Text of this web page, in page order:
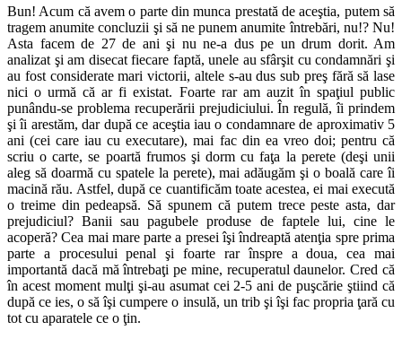
Bun! Acum că avem o parte din munca prestată de aceştia, putem să
tragem anumite concluzii şi să ne punem anumite întrebări, nu!? Nu!
Asta facem de 27 de ani şi nu ne-a dus pe un drum dorit. Am
analizat şi am disecat fiecare faptă, unele au sfârşit cu condamnări şi
au fost considerate mari victorii, altele s-au dus sub preş fără să lase
nici o urmă că ar fi existat. Foarte rar am auzit în spaţiul public
punându-se problema recuperării prejudiciului. În regulă, îi prindem
şi îi arestăm, dar după ce aceştia iau o condamnare de aproximativ 5
ani (cei care iau cu executare), mai fac din ea vreo doi; pentru că
scriu o carte, se poartă frumos şi dorm cu faţa la perete (deşi unii
aleg să doarmă cu spatele la perete), mai adăugăm şi o boală care îi
macină rău. Astfel, după ce cuantificăm toate acestea, ei mai execută
o treime din pedeapsă. Să spunem că putem trece peste asta, dar
prejudiciul? Banii sau pagubele produse de faptele lui, cine le
acoperă? Cea mai mare parte a presei îşi îndreaptă atenţia spre prima
parte a procesului penal şi foarte rar înspre a doua, cea mai
importantă dacă mă întrebaţi pe mine, recuperatul daunelor. Cred că
în acest moment mulţi şi-au asumat cei 2-5 ani de puşcărie ştiind că
după ce ies, o să îşi cumpere o insulă, un trib şi îşi fac propria ţară cu
tot cu aparatele ce o ţin.